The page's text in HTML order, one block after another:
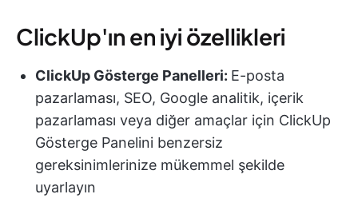
ClickUp'ın en iyi özellikleri
ClickUp Gösterge Panelleri: E-posta
pazarlaması, SEO, Google analitik, içerik
pazarlaması veya diğer amaçlar için ClickUp
Gösterge Panelini benzersiz
gereksinimlerinize mükemmel şekilde
uyarlayın